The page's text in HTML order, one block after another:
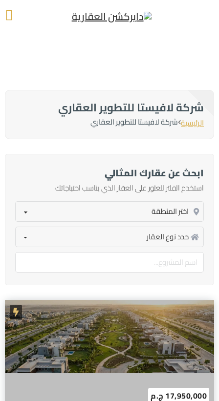
شركة لافيستا للتطوير العقاري
الرئيسية شركة لافيستا للتطوير العقاري
ابحث عن عقارك المثالي
استخدم الفلتر للعثور على العقار الذي يناسب احتياجاتك
17,950,000 ج.م